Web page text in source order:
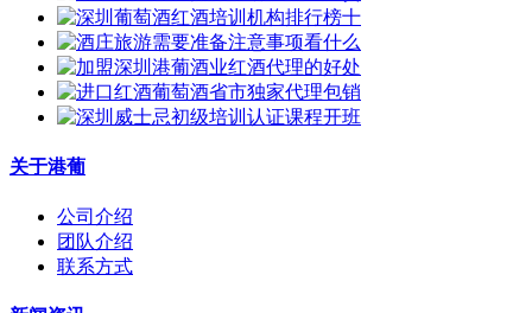
关于港葡
公司介绍
团队介绍
联系方式